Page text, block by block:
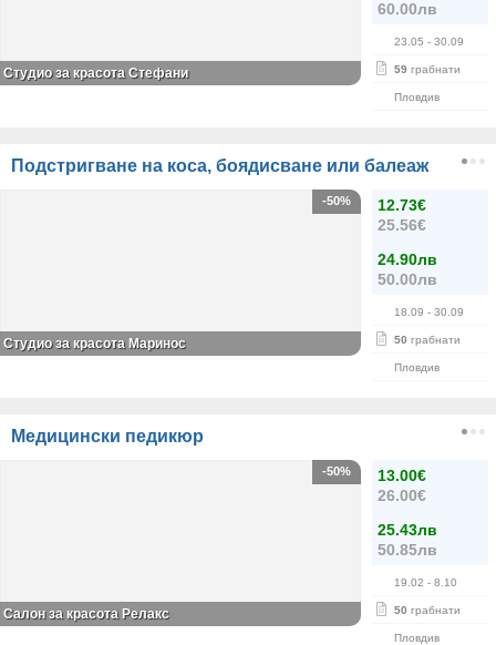
60.00лв
23.05 - 30.09
59 грабнати
Пловдив
Студио за красота Стефани
Подстригване на коса, боядисване или балеаж
12.73€
25.56€
24.90лв
50.00лв
18.09 - 30.09
50 грабнати
Пловдив
-50%
Студио за красота Маринос
Медицински педикюр
13.00€
26.00€
25.43лв
50.85лв
19.02 - 8.10
50 грабнати
Пловдив
-50%
Салон за красота Релакс